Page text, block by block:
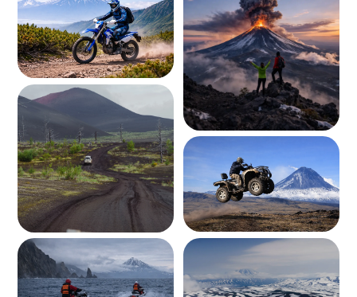
Команда
проекта
Александр Камшилин
руководитель гид-проводник
Андрей